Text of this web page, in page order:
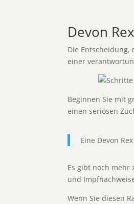
Devon
Die Entscheidung,
einer
Beginnen Sie mit
einen seriösen
Eine Devon
Es gibt noch mehr
und
Wenn Sie diesen